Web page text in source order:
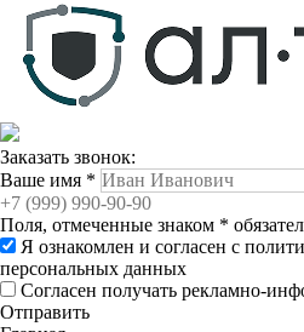
Заказать звонок:
Ваше имя *
Поля, отмеченные знаком *
Я ознакомлен и согласен с
персональных данных
Согласен получать рекламно-
Отправить